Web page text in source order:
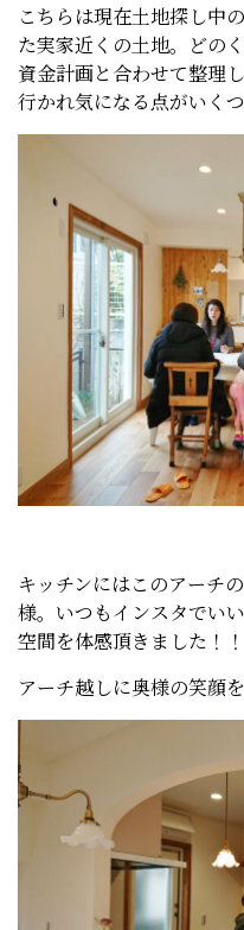
こちらは現在土地探し中
た実家近くの土地。どの
資金計画と合わせて整理
行かれ気になる点がいく
キッチンにはこのアーチ
様。いつもインスタでい
空間を体感頂きました！！
アーチ越しに奥様の笑顔